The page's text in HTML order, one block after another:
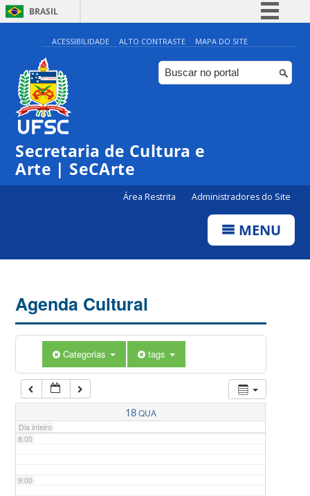
BRASIL
Simplifique!
Comunica BR
Participe
ACESSIBILIDADE ALTO CONTRASTE MAPA DO SITE
Secretaria de Cultura e
Arte | SeCArte
Área Restrita Administradores do Site
MENU
Agenda Cultural
Categorias tags
18QUA
Dia inteiro
0:00
1:00
5:00
7:00
8:00
9:00